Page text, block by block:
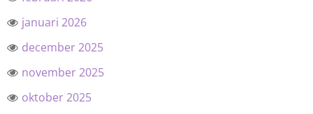
januari 2026
december 2025
november 2025
oktober 2025